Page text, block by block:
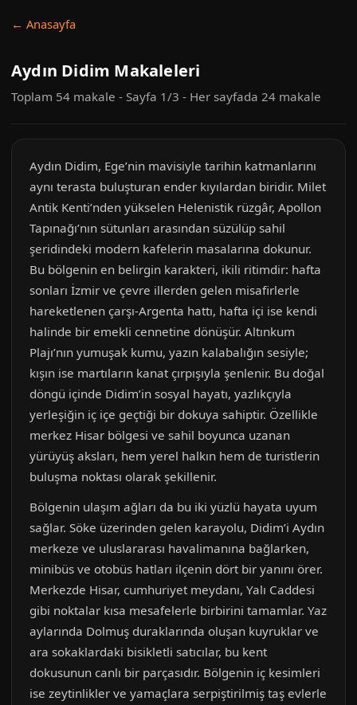
← Anasayfa
Aydın Didim Makaleleri
Toplam 54 makale - Sayfa 1/3 - Her sayfada 24 makale
Aydın Didim, Ege’nin mavisiyle tarihin katmanlarını
aynı terasta buluşturan ender kıyılardan biridir. Milet
Antik Kenti’nden yükselen Helenistik rüzgâr, Apollon
Tapınağı’nın sütunları arasından süzülüp sahil
şeridindeki modern kafelerin masalarına dokunur.
Bu bölgenin en belirgin karakteri, ikili ritimdir: hafta
sonları İzmir ve çevre illerden gelen misafirlerle
hareketlenen çarşı-Argenta hattı, hafta içi ise kendi
halinde bir emekli cennetine dönüşür. Altınkum
Plajı’nın yumuşak kumu, yazın kalabalığın sesiyle;
kışın ise martıların kanat çırpışıyla şenlenir. Bu doğal
döngü içinde Didim’in sosyal hayatı, yazlıkçıyla
yerleşiğin iç içe geçtiği bir dokuya sahiptir. Özellikle
merkez Hisar bölgesi ve sahil boyunca uzanan
yürüyüş aksları, hem yerel halkın hem de turistlerin
buluşma noktası olarak şekillenir.
Bölgenin ulaşım ağları da bu iki yüzlü hayata uyum
sağlar. Söke üzerinden gelen karayolu, Didim’i Aydın
merkeze ve uluslararası havalimanına bağlarken,
minibüs ve otobüs hatları ilçenin dört bir yanını örer.
Merkezde Hisar, cumhuriyet meydanı, Yalı Caddesi
gibi noktalar kısa mesafelerle birbirini tamamlar. Yaz
aylarında Dolmuş duraklarında oluşan kuyruklar ve
ara sokaklardaki bisikletli satıcılar, bu kent
dokusunun canlı bir parçasıdır. Bölgenin iç kesimleri
ise zeytinlikler ve yamaçlara serpiştirilmiş taş evlerle